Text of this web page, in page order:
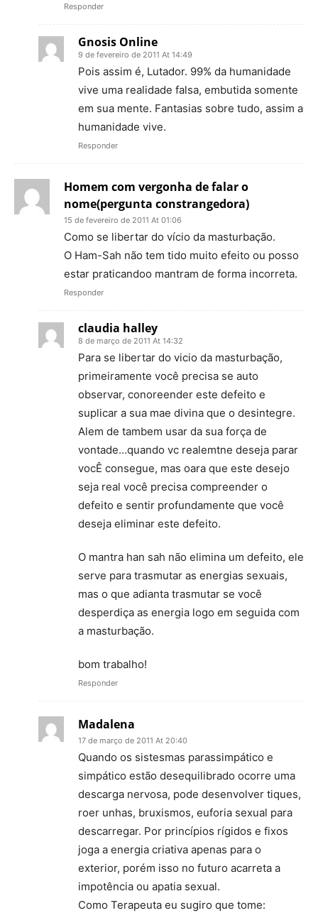
Responder
Gnosis Online
9 de fevereiro de 2011 At 14:49
Pois assim é, Lutador. 99% da humanidade
vive uma realidade falsa, embutida somente
em sua mente. Fantasias sobre tudo, assim a
humanidade vive.
Responder
Homem com vergonha de falar o
nome(pergunta constrangedora)
15 de fevereiro de 2011 At 01:06
Como se libertar do vício da masturbação.
O Ham-Sah não tem tido muito efeito ou posso
estar praticandoo mantram de forma incorreta.
Responder
claudia halley
8 de março de 2011 At 14:32
Para se libertar do vicio da masturbação,
primeiramente você precisa se auto
observar, conoreender este defeito e
suplicar a sua mae divina que o desintegre.
Alem de tambem usar da sua força de
vontade…quando vc realemtne deseja parar
vocÊ consegue, mas oara que este desejo
seja real você precisa compreender o
defeito e sentir profundamente que você
deseja eliminar este defeito.
O mantra han sah não elimina um defeito, ele
serve para trasmutar as energias sexuais,
mas o que adianta trasmutar se você
desperdiça as energia logo em seguida com
a masturbação.
bom trabalho!
Responder
Madalena
17 de março de 2011 At 20:40
Quando os sistesmas parassimpático e
simpático estão desequilibrado ocorre uma
descarga nervosa, pode desenvolver tiques,
roer unhas, bruxismos, euforia sexual para
descarregar. Por princípios rígidos e fixos
joga a energia criativa apenas para o
exterior, porém isso no futuro acarreta a
impotência ou apatia sexual.
Como Terapeuta eu sugiro que tome: